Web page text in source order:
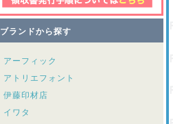
ブランドから探す
アーフィック
アトリエフォント
伊藤印材店
イワタ